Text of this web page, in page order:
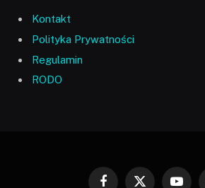
Kontakt
Polityka Prywatności
Regulamin
RODO